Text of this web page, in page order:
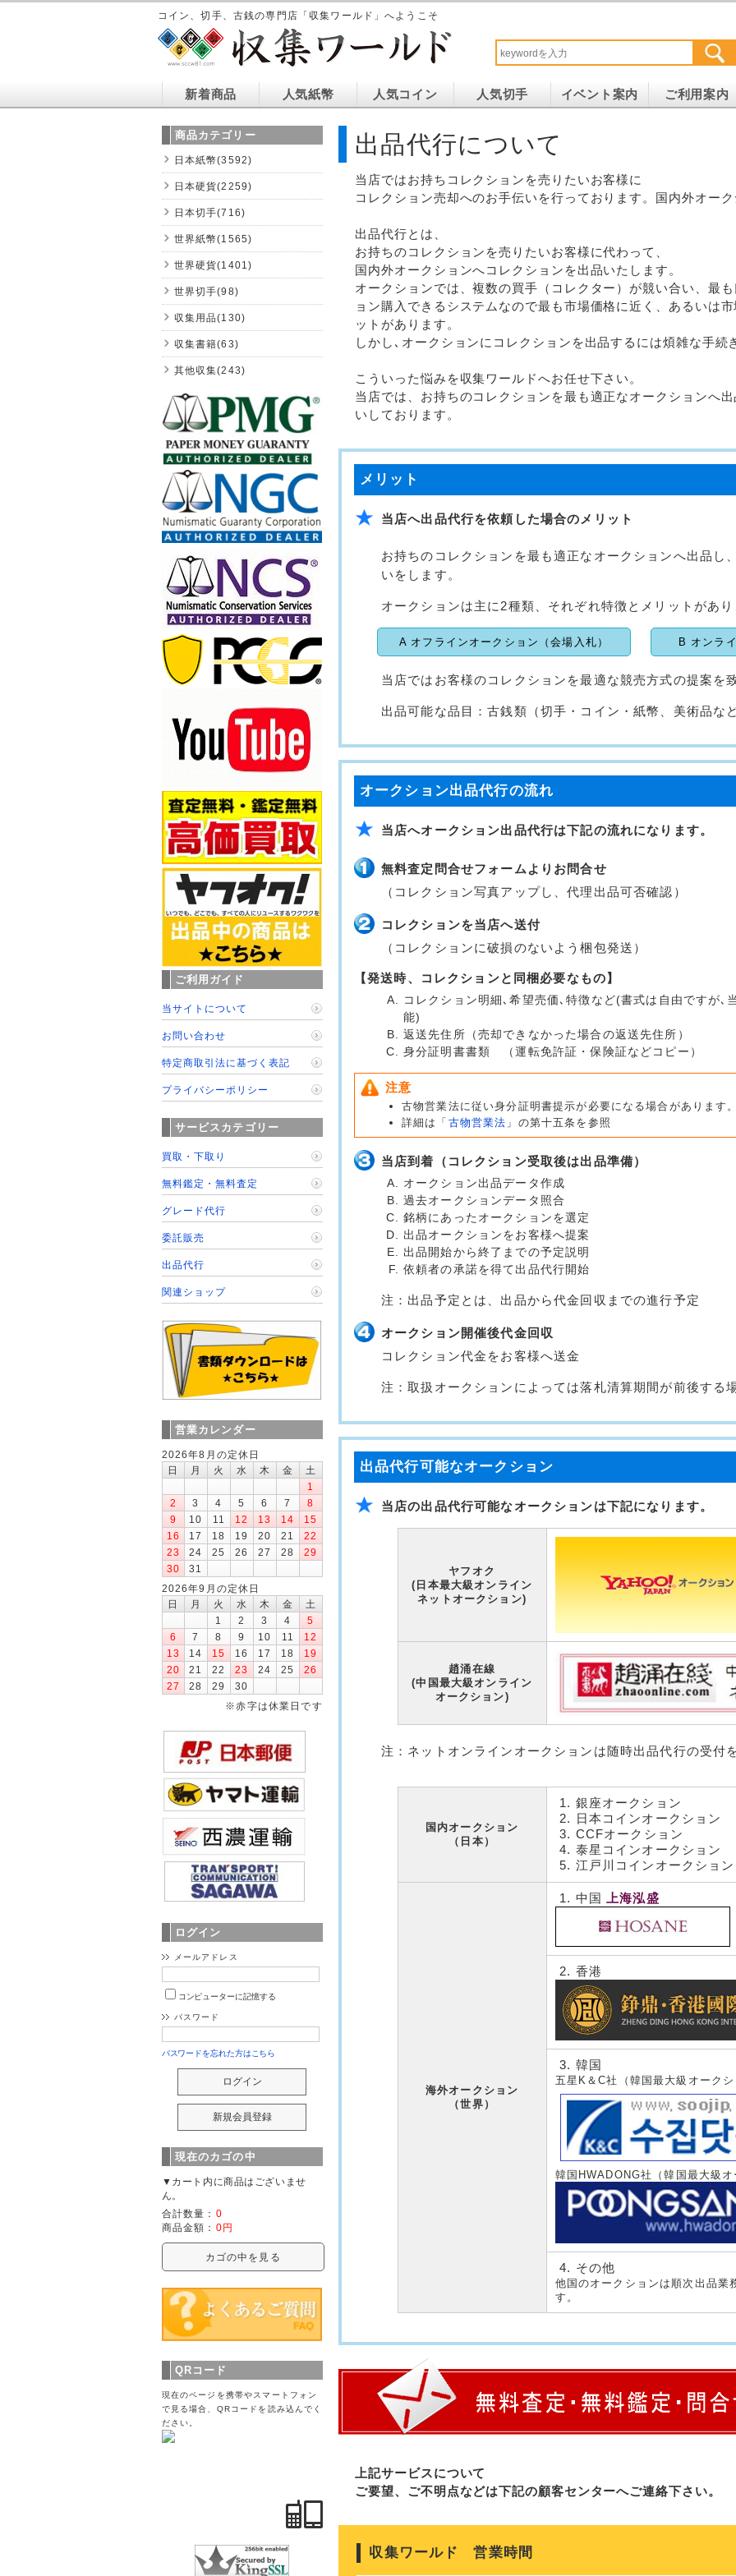
コイン、切手、古銭の専門店「収集ワールド」へようこそ
新着商品 人気紙幣 人気コイン 人気切手 イベント案内 ご利用案内
出品代行について
当店ではお持ちコレクションを売りたいお客様に
コレクション売却へのお手伝いを行っております。国内外オー
出品代行とは、
お持ちのコレクションを売りたいお客様に代わって、
国内外オークションへコレクションを出品いたします。
オークションでは、複数の買手（コレクター）が競い合い、最
ョン購入できるシステムなので最も市場価格に近く、あるいは
ットがあります。
しかし､オークションにコレクションを出品するには煩雑な手続
こういった悩みを収集ワールドへお任せ下さい。
当店では、お持ちのコレクションを最も適正なオークションへ
いしております。
メリット
当店へ出品代行を依頼した場合のメリット
お持ちのコレクションを最も適正なオークションへ出品し
いをします。
オークションは主に2種類、それぞれ特徴とメリットがあり
A オフラインオークション（会場入札） B オンラ
当店ではお客様のコレクションを最適な競売方式の提案を
出品可能な品目：古銭類（切手・コイン・紙幣、美術品な
オークション出品代行の流れ
当店へオークション出品代行は下記の流れになります。
無料査定問合せフォームよりお問合せ
（コレクション写真アップし、代理出品可否確認）
コレクションを当店へ送付
（コレクションに破損のないよう梱包発送）
【発送時、コレクションと同梱必要なもの】
コレクション明細､希望売価､特徴など(書式は自由ですが､
能)
返送先住所（売却できなかった場合の返送先住所）
身分証明書書類 （運転免許証・保険証などコピー）
注意
古物営業法に従い身分証明書提示が必要になる場合があります。
詳細は「 古物営業法 」の第十五条を参照
当店到着（コレクション受取後は出品準備）
オークション出品データ作成
過去オークションデータ照合
銘柄にあったオークションを選定
出品オークションをお客様へ提案
出品開始から終了までの予定説明
依頼者の承諾を得て出品代行開始
注：出品予定とは、出品から代金回収までの進行予定
オークション開催後代金回収
コレクション代金をお客様へ送金
注：取扱オークションによっては落札清算期間が前後する
出品代行可能なオークション
当店の出品代行可能なオークションは下記になります。
ヤフオク
(日本最大級オンライン
ネットオークション)
趙涌在線
(中国最大級オンライン
オークション)
注：ネットオンラインオークションは随時出品代行の受付
国内オークション
（日本）
銀座オークション
日本コインオークション
CCFオークション
泰星コインオークション
江戸川コインオークション
海外オークション
（世界）
中国 上海泓盛
香港
韓国
五星K＆C社（韓国最大級オークシ
韓国HWADONG社（韓国最大級オ
その他
他国のオークションは順次出品業
す。
上記サービスについて
ご要望、ご不明点などは下記の顧客センターへご連絡下さい。
収集ワールド 営業時間
商品カテゴリー
日本紙幣(3592)
日本硬貨(2259)
日本切手(716)
世界紙幣(1565)
世界硬貨(1401)
世界切手(98)
収集用品(130)
収集書籍(63)
其他収集(243)
ご利用ガイド
当サイトについて
お問い合わせ
特定商取引法に基づく表記
プライバシーポリシー
サービスカテゴリー
買取・下取り
無料鑑定・無料査定
グレード代行
委託販売
出品代行
関連ショップ
営業カレンダー
2026年8月の定休日
日
月 火 水 木 金
土
1
2
3 4 5 6 7
8
9
10 11 12 13 14
15
16
17 18 19 20 21
22
23
24 25 26 27 28
29
30
31
2026年9月の定休日
日
月 火 水 木 金
土
1
2 3 4
5
6
7 8 9 10 11
12
13
14 15 16 17 18
19
20
21 22 23 24 25
26
27
28 29
30
※赤字は休業日です
ログイン
メールアドレス
コンピューターに記憶する
パスワード
パスワードを忘れた方はこちら
現在のカゴの中
▼カート内に商品はございませ
ん。
合計数量： 0
商品金額： 0円
カゴの中を見る
QRコード
現在のページを携帯やスマートフォン
で見る場合、QRコードを読み込んでく
ださい。